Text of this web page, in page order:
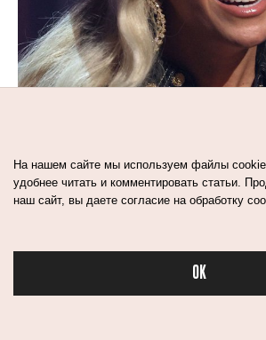
Бьюти в
ДУХИ ЭТОГО
«ЛОШАДИНЫЕ»
На нашем сайте мы используем файлы
удобнее читать и комментировать статьи.
наш сайт, вы даете согласие на обработку
OK